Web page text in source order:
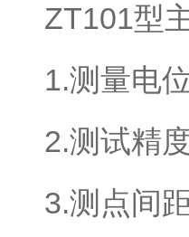
ZT101型
1.测量电
2.测试精
3.测点间